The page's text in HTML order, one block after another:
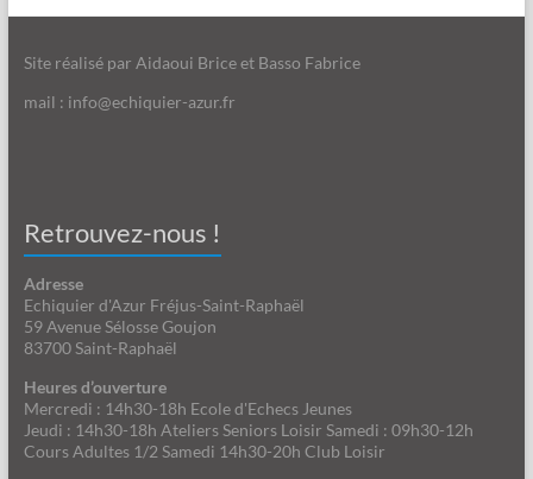
Site réalisé par Aidaoui Brice et Basso Fabrice
mail : info@echiquier-azur.fr
Retrouvez-nous !
Adresse
Echiquier d'Azur Fréjus-Saint-Raphaël
59 Avenue Sélosse Goujon
83700 Saint-Raphaël
Heures d’ouverture
Mercredi : 14h30-18h Ecole d'Echecs Jeunes
Jeudi : 14h30-18h Ateliers Seniors Loisir Samedi : 09h30-12h
Cours Adultes 1/2 Samedi 14h30-20h Club Loisir